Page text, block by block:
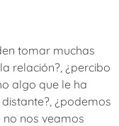
tomar muchas
relación?, ¿percibo
algo que le ha
¿podemos
no nos veamos